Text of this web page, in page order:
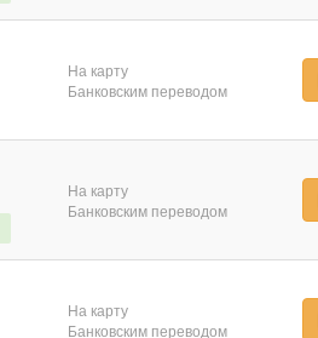
На карту
Банковским переводом
На карту
Банковским переводом
На карту
Банковским переводом